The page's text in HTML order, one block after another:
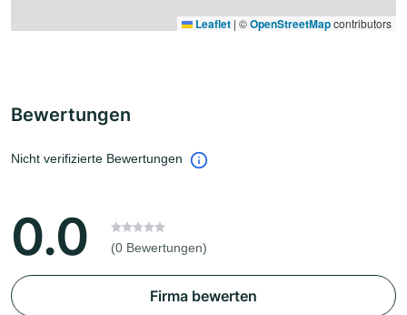
Leaflet | ©OpenStreetMapcontributors
Bewertungen
Nicht verifizierte Bewertungen
0.0 (0 Bewertungen)
Firma bewerten